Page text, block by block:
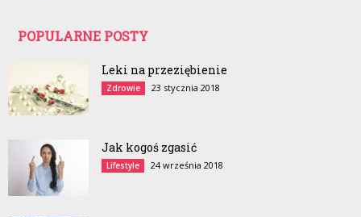
POPULARNE POSTY
Leki na przeziębienie
Zdrowie 23 stycznia 2018
Jak kogoś zgasić
Lifestyle 24 września 2018